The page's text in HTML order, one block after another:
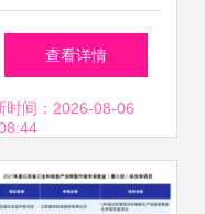
成 信息技术融合的
卓越服务商
查看详情
时间：2026-08-06